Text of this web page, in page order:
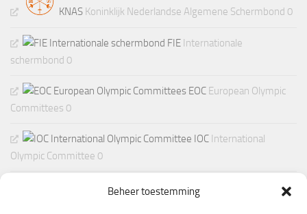
Beheer toestemming
KNAS Koninklijk Nederlandse Algemene Schermbond 0
FIE Internationale
schermbond 0
EOC European Olympic
Committees 0
IOC International
Olympic Committee 0